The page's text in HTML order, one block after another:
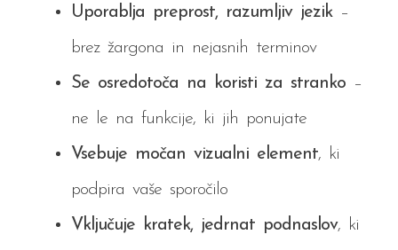
Uporablja preprost, razumljiv jezik–
brez žargona in nejasnih terminov
Se osredotoča na koristi za stranko –
ne le na funkcije, ki jih ponujate
Vsebuje močan vizualni element, ki
podpira vaše sporočilo
Vključuje kratek, jedrnat podnaslov, ki